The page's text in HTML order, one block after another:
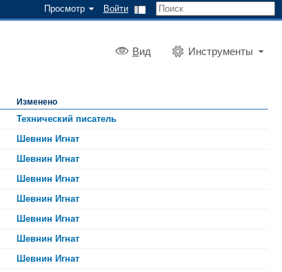
Просмотр Войти
Вид Инструменты
Изменено
Технический писатель
Шевнин Игнат
Шевнин Игнат
Шевнин Игнат
Шевнин Игнат
Шевнин Игнат
Шевнин Игнат
Шевнин Игнат